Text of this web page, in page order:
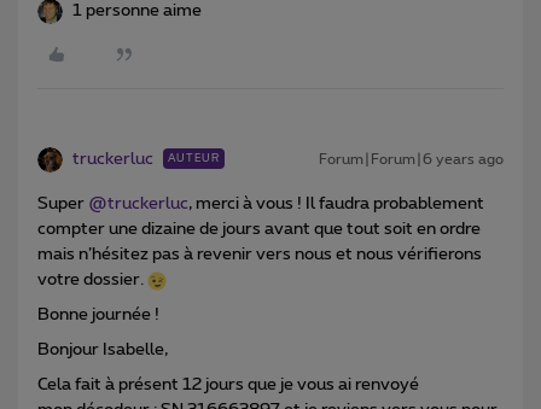
1 personne aime
truckerluc AUTEUR Forum|Forum|6 years ago
Super @truckerluc, merci à vous ! Il faudra probablement
compter une dizaine de jours avant que tout soit en ordre
mais n’hésitez pas à revenir vers nous et nous vérifierons
votre dossier.
Bonne journée !
Bonjour Isabelle,
Cela fait à présent 12 jours que je vous ai renvoyé